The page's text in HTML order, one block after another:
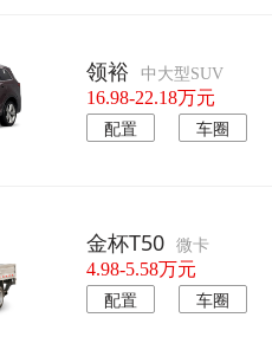
领裕 中大型SUV
16.98-22.18万元
配置 车圈
金杯T50 微卡
4.98-5.58万元
配置 车圈